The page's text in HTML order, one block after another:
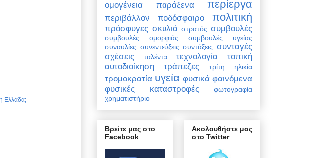
η Ελλάδα;
ομογένεια παράξενα περίεργα
περιβάλλον ποδόσφαιρο πολιτική
πρόσφυγες σκυλιά στρατός συμβουλές
συμβουλές ομορφιάς
συμβουλές υγείας
συναυλίες συνεντεύξεις συντάξεις συνταγές
σχέσεις
ταλέντα τεχνολογία
τοπική
αυτοδιοίκηση
τράπεζες τρίτη ηλικία
τρομοκρατία υγεία φυσικά φαινόμενα
φυσικές καταστροφές
φωτογραφία
χρηματιστήριο
Βρείτε μας στο
Facebook
Ακολουθήστε μας
στο Twitter